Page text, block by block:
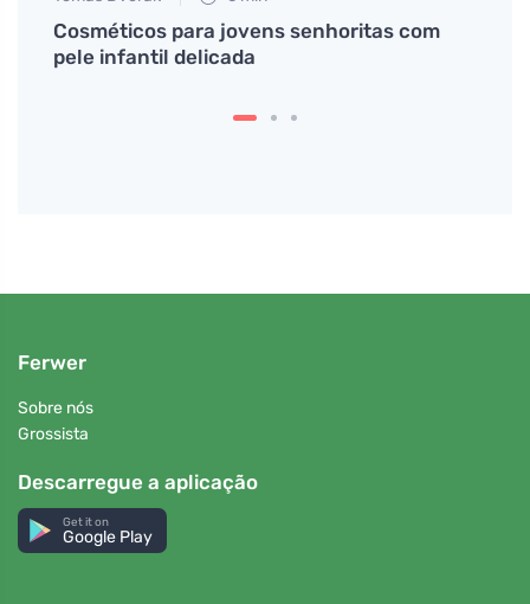
Cosméticos para jovens senhoritas com
pele infantil delicada
Ferwer
Sobre nós
Grossista
Descarregue a aplicação
Get it on
Google Play